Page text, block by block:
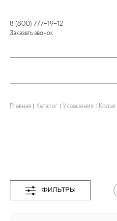
8 (800) 777-19-12
Заказать звонок
КОЛЬЦА
КОЛЬЕ
СТОЛОВЫЕ ПРИБОРЫ
БАР
КОЛЬЦА
БРОШИ
Главная Каталог Украшения Колье
ФИЛЬТРЫ